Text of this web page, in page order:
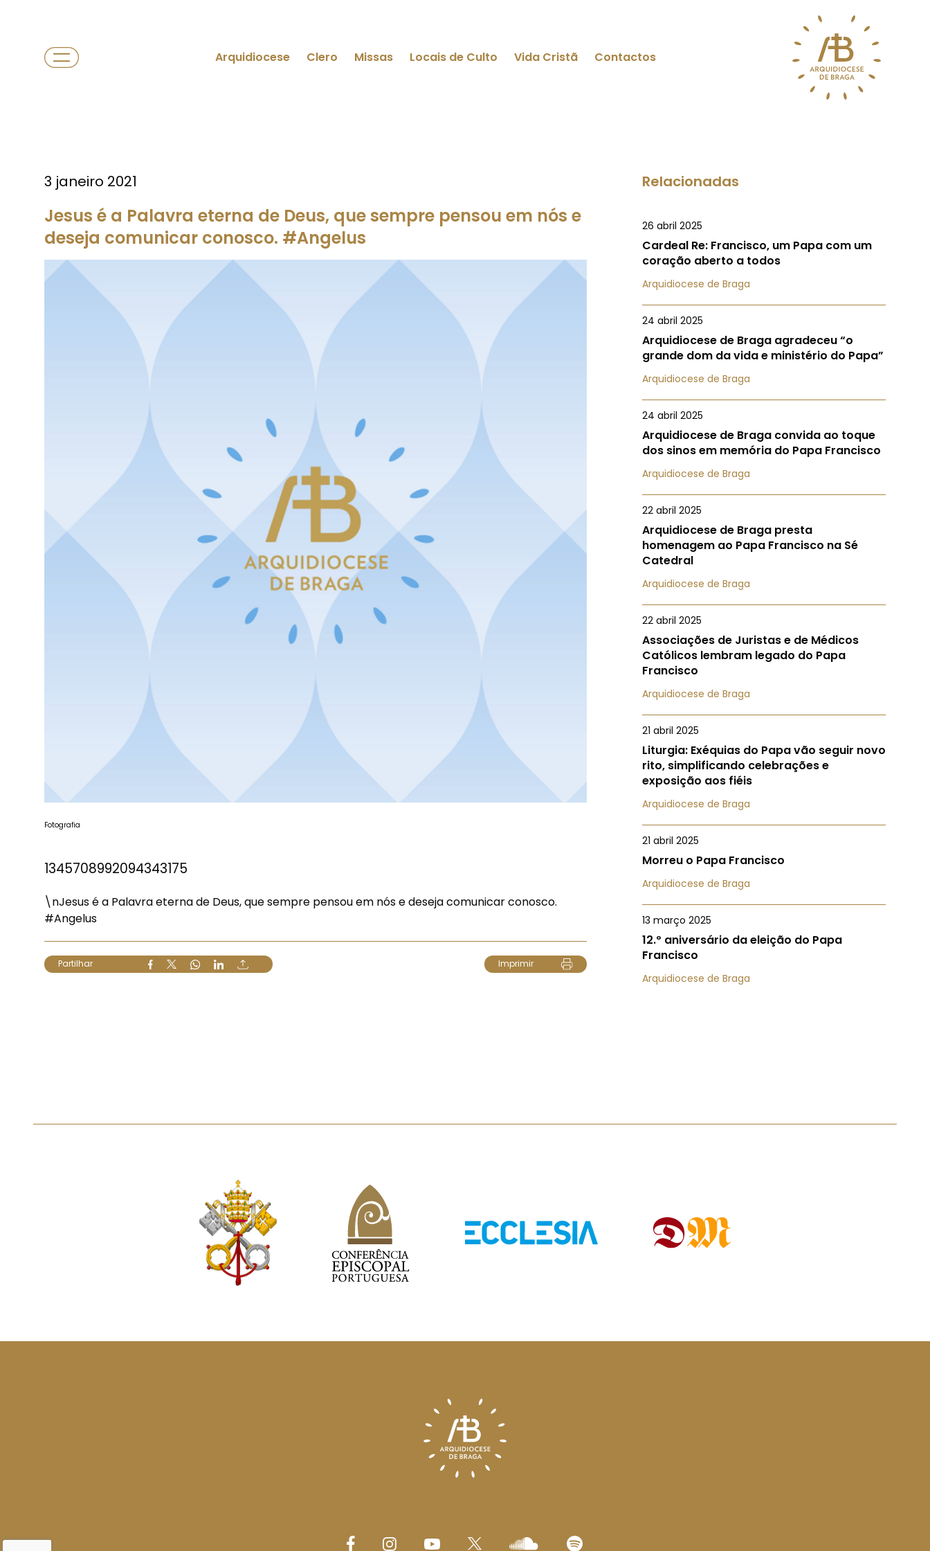
Arquidiocese Clero Missas Locais de Culto Vida Cristã Contactos
3 janeiro 2021
Jesus é a Palavra eterna de Deus, que sempre pensou em nós e
deseja comunicar conosco. #Angelus
Fotografia
1345708992094343175
\nJesus é a Palavra eterna de Deus, que sempre pensou em nós e deseja comunicar conosco.
#Angelus
Partilhar Imprimir
Relacionadas
26 abril 2025
Cardeal Re: Francisco, um Papa com um
coração aberto a todos
Arquidiocese de Braga
24 abril 2025
Arquidiocese de Braga agradeceu “o
grande dom da vida e ministério do Papa”
Arquidiocese de Braga
24 abril 2025
Arquidiocese de Braga convida ao toque
dos sinos em memória do Papa Francisco
Arquidiocese de Braga
22 abril 2025
Arquidiocese de Braga presta
homenagem ao Papa Francisco na Sé
Catedral
Arquidiocese de Braga
22 abril 2025
Associações de Juristas e de Médicos
Católicos lembram legado do Papa
Francisco
Arquidiocese de Braga
21 abril 2025
Liturgia: Exéquias do Papa vão seguir novo
rito, simplificando celebrações e
exposição aos fiéis
Arquidiocese de Braga
21 abril 2025
Morreu o Papa Francisco
Arquidiocese de Braga
13 março 2025
12.º aniversário da eleição do Papa
Francisco
Arquidiocese de Braga